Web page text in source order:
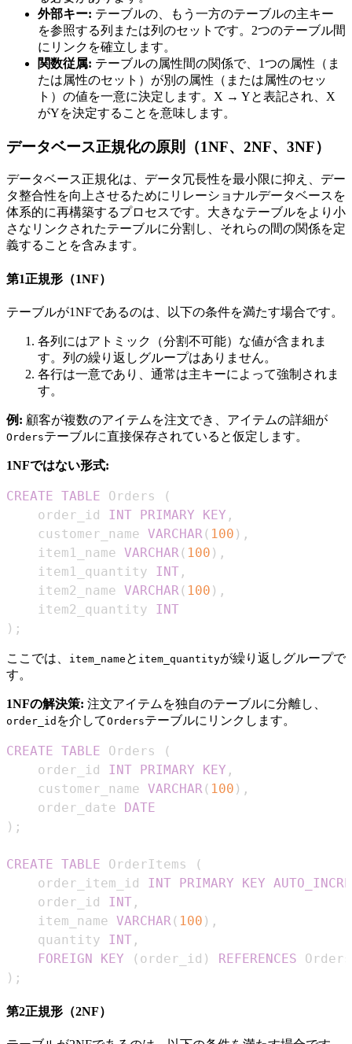
外部キー: テーブルの、もう一方のテーブルの主キー
を参照する列または列のセットです。2つのテーブル間
にリンクを確立します。
関数従属: テーブルの属性間の関係で、1つの属性（ま
たは属性のセット）が別の属性（または属性のセッ
ト）の値を一意に決定します。X → Yと表記され、X
がYを決定することを意味します。
データベース正規化の原則（1NF、2NF、3NF）
データベース正規化は、データ冗長性を最小限に抑え、デー
タ整合性を向上させるためにリレーショナルデータベースを
体系的に再構築するプロセスです。大きなテーブルをより小
さなリンクされたテーブルに分割し、それらの間の関係を定
義することを含みます。
第1正規形（1NF）
テーブルが1NFであるのは、以下の条件を満たす場合です。
各列にはアトミック（分割不可能）な値が含まれま
す。列の繰り返しグループはありません。
各行は一意であり、通常は主キーによって強制されま
す。
例: 顧客が複数のアイテムを注文でき、アイテムの詳細が
Ordersテーブルに直接保存されていると仮定します。
1NFではない形式:
CREATE TABLE Orders
(
    order_id
INT PRIMARY KEY ,
    customer_name
VARCHAR ( 100 ) ,
    item1_name
VARCHAR ( 100 ) ,
    item1_quantity
INT ,
    item2_name
VARCHAR ( 100 ) ,
    item2_quantity
INT
) ;
ここでは、 item_name と item_quantityが繰り返しグループで
す。
1NFの解決策: 注文アイテムを独自のテーブルに分離し、
order_id を介してOrdersテーブルにリンクします。
CREATE TABLE Orders
(
    order_id
INT PRIMARY KEY ,
    customer_name
VARCHAR ( 100 ) ,
    order_date
DATE
) ;
CREATE TABLE OrderItems
(
    order_item_id
INT PRIMARY KEY
    order_id
INT ,
    item_name
VARCHAR ( 100 ) ,
    quantity
INT ,
FOREIGN
KEY ( order_id ) REFERENCES Orders
) ;
第2正規形（2NF）